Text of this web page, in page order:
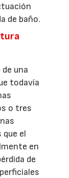
de baño.
una
todavía
o tres
el
en
de